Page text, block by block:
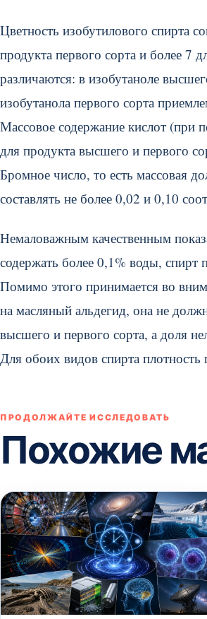
Цветность изобутилового спирта
продукта первого сорта и более 7
различаются: в изобутаноле
изобутанола первого сорта
Массовое содержание кислот (при
для продукта высшего и первого
Бромное число, то есть массовая
составлять не более 0,02 и 0,10
Немаловажным качественным
содержать более 0,1% воды, спирт
Помимо этого принимается во
на масляный альдегид, она не
высшего и первого сорта, а доля
Для обоих видов спирта
ПРОДОЛЖАЙТЕ ИССЛЕДОВАТЬ
Похожие